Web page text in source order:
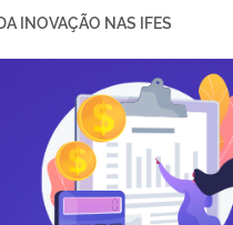
INOVAÇÃO NAS IFES